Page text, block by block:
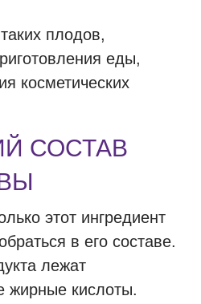
плодов,
еды,
косметических
СОСТАВ
этот ингредиент
в его составе.
лежат
жирные кислоты.